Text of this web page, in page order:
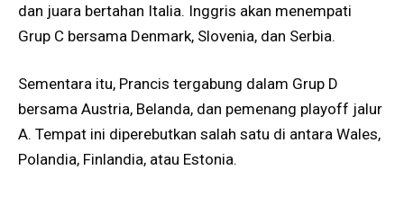
dan juara bertahan Italia. Inggris akan menempati
Grup C bersama Denmark, Slovenia, dan Serbia.
Sementara itu, Prancis tergabung dalam Grup D
bersama Austria, Belanda, dan pemenang playoff jalur
A. Tempat ini diperebutkan salah satu di antara Wales,
Polandia, Finlandia, atau Estonia.